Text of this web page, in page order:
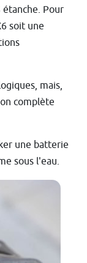
Pour
soit une
mais,
complète
une batterie
sous l'eau.